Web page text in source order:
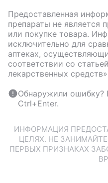
Предоставленная
препараты не является
или покупке товара.
исключительно для
аптеках,
соответствии со
лекарственных
Обнаружили ошибку?
Ctrl+Enter.
ИНФОРМАЦИЯ
ЦЕЛЯХ. НЕ
ПЕРВЫХ ПРИЗНАКАХ